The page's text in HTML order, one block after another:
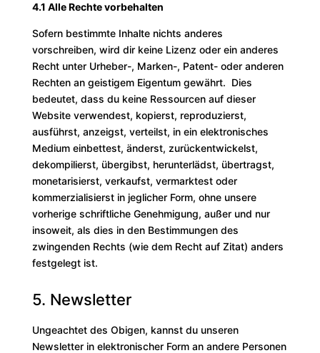
4.1 Alle Rechte vorbehalten
Sofern bestimmte Inhalte nichts anderes
vorschreiben, wird dir keine Lizenz oder ein anderes
Recht unter Urheber-, Marken-, Patent- oder anderen
Rechten an geistigem Eigentum gewährt. Dies
bedeutet, dass du keine Ressourcen auf dieser
Website verwendest, kopierst, reproduzierst,
ausführst, anzeigst, verteilst, in ein elektronisches
Medium einbettest, änderst, zurückentwickelst,
dekompilierst, übergibst, herunterlädst, übertragst,
monetarisierst, verkaufst, vermarktest oder
kommerzialisierst in jeglicher Form, ohne unsere
vorherige schriftliche Genehmigung, außer und nur
insoweit, als dies in den Bestimmungen des
zwingenden Rechts (wie dem Recht auf Zitat) anders
festgelegt ist.
5. Newsletter
Ungeachtet des Obigen, kannst du unseren
Newsletter in elektronischer Form an andere Personen